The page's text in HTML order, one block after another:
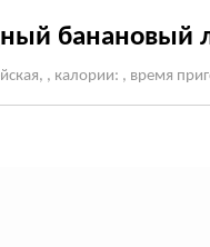
банановый
, калории: , время